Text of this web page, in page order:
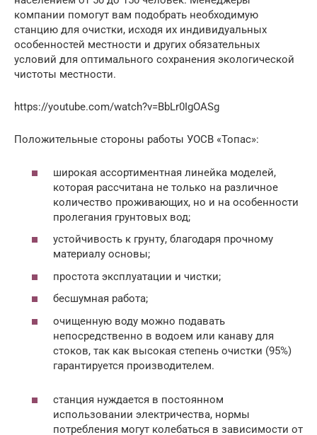
компании помогут вам подобрать необходимую
станцию для очистки, исходя их индивидуальных
особенностей местности и других обязательных
условий для оптимального сохранения экологической
чистоты местности.
https://youtube.com/watch?v=BbLr0IgOASg
Положительные стороны работы УОСВ «Топас»:
широкая ассортиментная линейка моделей,
которая рассчитана не только на различное
количество проживающих, но и на особенности
пролегания грунтовых вод;
устойчивость к грунту, благодаря прочному
материалу основы;
простота эксплуатации и чистки;
бесшумная работа;
очищенную воду можно подавать
непосредственно в водоем или канаву для
стоков, так как высокая степень очистки (95%)
гарантируется производителем.
станция нуждается в постоянном
использовании электричества, нормы
потребления могут колебаться в зависимости от